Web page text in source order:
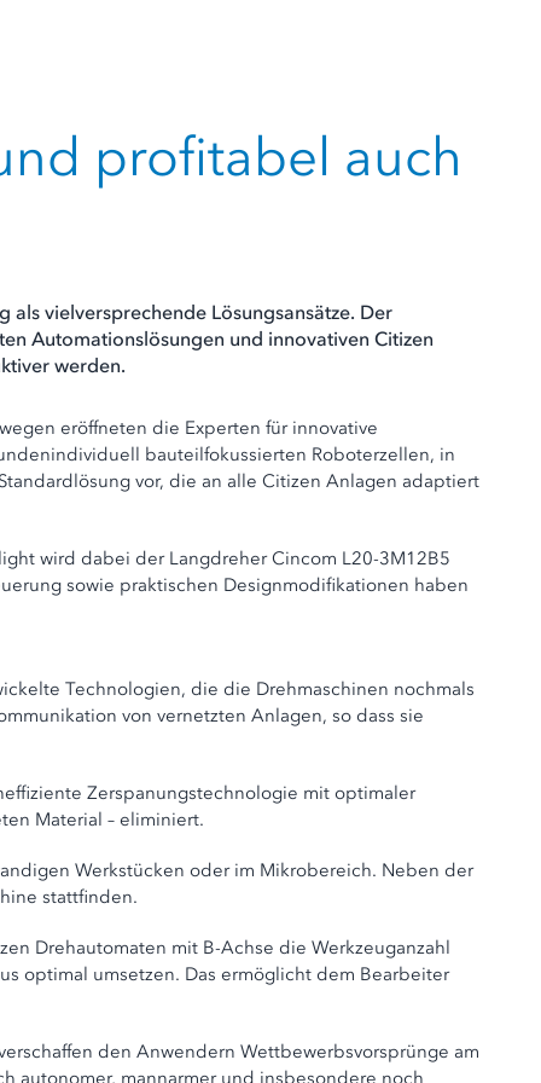
profitabel auch
vielversprechende Lösungsansätze. Der
Automationslösungen und innovativen Citizen
werden.
eröffneten die Experten für innovative
bauteilfokussierten Roboterzellen, in
vor, die an alle Citizen Anlagen adaptiert
wird dabei der Langdreher Cincom L20-3M12B5
sowie praktischen Designmodifikationen haben
Technologien, die die Drehmaschinen nochmals
von vernetzten Anlagen, so dass sie
Zerspanungstechnologie mit optimaler
Material – eliminiert.
Werkstücken oder im Mikrobereich. Neben der
stattfinden.
Drehautomaten mit B-Achse die Werkzeuganzahl
optimal umsetzen. Das ermöglicht dem Bearbeiter
den Anwendern Wettbewerbsvorsprünge am
autonomer, mannarmer und insbesondere noch